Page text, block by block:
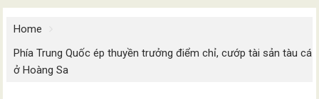
Home
Phía Trung Quốc ép thuyền trưởng điểm chỉ, cướp tài sản tàu cá
ở Hoàng Sa